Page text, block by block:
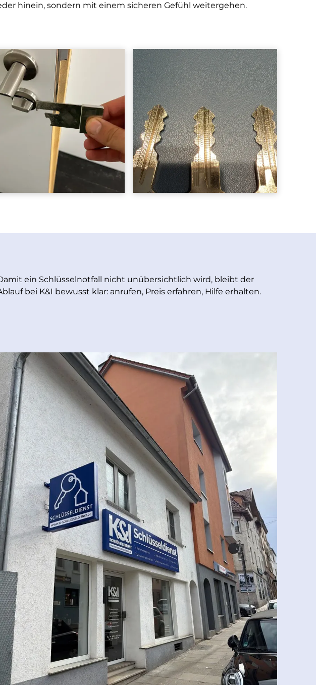
hinein, sondern mit einem sicheren Gefühl weitergehen.
ein Schlüsselnotfall nicht unübersichtlich wird, bleibt der
bei K&I bewusst klar: anrufen, Preis erfahren, Hilfe erhalten.